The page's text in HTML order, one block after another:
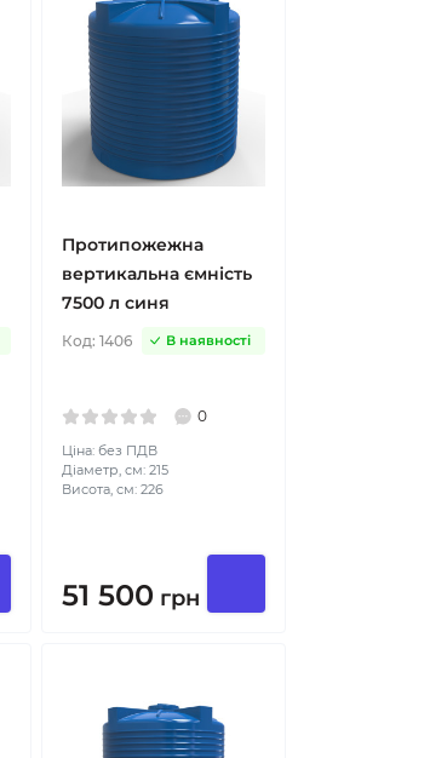
Протипожежна
вертикальна ємність
7500 л синя
Код:1406 В наявності
0
Ціна: без ПДВ
Діаметр, см: 215
Висота, см: 226
51 500 грн